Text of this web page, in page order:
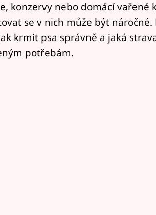
konzervy nebo domácí vařené
se v nich může být
krmit psa správně a jaká
potřebám.